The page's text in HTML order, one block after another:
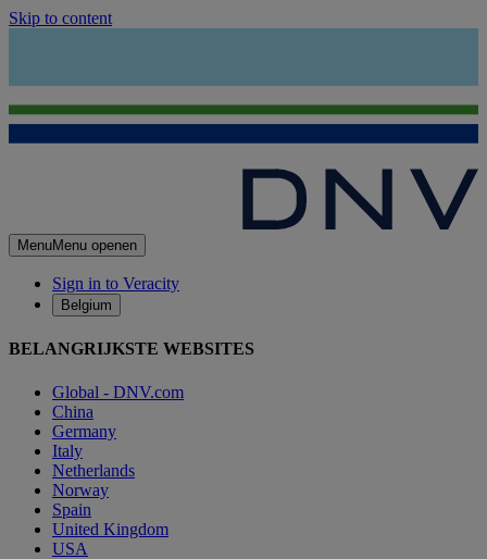
Skip to content
MenuMenu openen
Sign in to Veracity
Belgium
BELANGRIJKSTE WEBSITES
Global - DNV.com
China
Germany
Italy
Netherlands
Norway
Spain
United Kingdom
USA